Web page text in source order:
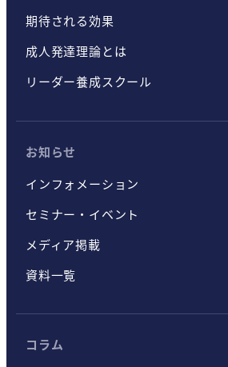
期待される効果
成人発達理論とは
リーダー養成スクール
お知らせ
インフォメーション
セミナー・イベント
メディア掲載
資料一覧
コラム